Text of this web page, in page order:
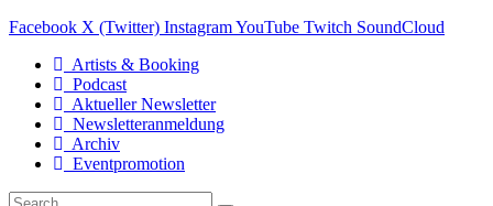
Facebook X (Twitter) InstagramYouTube Twitch SoundCloud
Artists & Booking
Podcast
Aktueller Newsletter
Newsletteranmeldung
Archiv
Eventpromotion